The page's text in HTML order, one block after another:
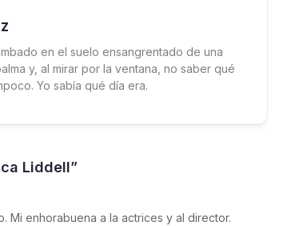
en el suelo ensangrentado de una
y, al mirar por la ventana, no saber qué
Yo sabía qué día era.
Liddell”
Mi enhorabuena a la actrices y al director.